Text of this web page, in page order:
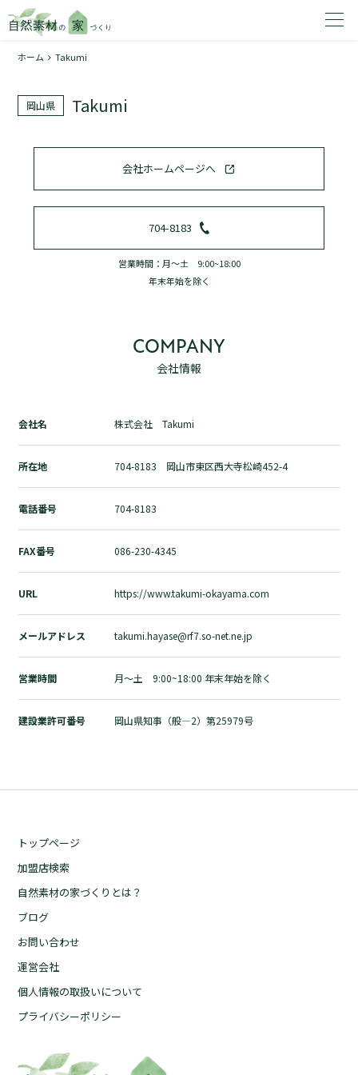
1
お問い合わせ
運営会社
個人情報の取扱いについて
ホーム Takumi
岡山県 Takumi
会社ホームページへ
704-8183
営業時間：月～土 9:00~18:00
年末年始を除く
COMPANY
会社情報
会社名 株式会社 Takumi
所在地 704-8183 岡山市東区西大寺松崎452-4
電話番号 704-8183
FAX番号 086-230-4345
URL https://www.takumi-okayama.com
メールアドレス takumi.hayase@rf7.so-net.ne.jp
営業時間 月～土 9:00~18:00 年末年始を除く
建設業許可番号 岡山県知事（般―2）第25979号
トップページ
加盟店検索
自然素材の家づくりとは？
ブログ
お問い合わせ
運営会社
個人情報の取扱いについて
プライバシーポリシー